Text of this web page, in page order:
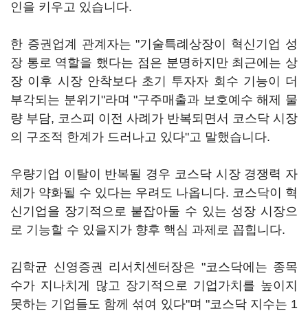
인을 키우고 있습니다.
한 증권업계 관계자는 "기술특례상장이 혁신기업 성
장 통로 역할을 했다는 점은 분명하지만 최근에는 상
장 이후 시장 안착보다 초기 투자자 회수 기능이 더
부각되는 분위기"라며 "구주매출과 보호예수 해제 물
량 부담, 코스피 이전 사례가 반복되면서 코스닥 시장
의 구조적 한계가 드러나고 있다"고 말했습니다.
우량기업 이탈이 반복될 경우 코스닥 시장 경쟁력 자
체가 약화될 수 있다는 우려도 나옵니다. 코스닥이 혁
신기업을 장기적으로 붙잡아둘 수 있는 성장 시장으
로 기능할 수 있을지가 향후 핵심 과제로 꼽힙니다.
김학균 신영증권 리서치센터장은 "코스닥에는 종목
수가 지나치게 많고 장기적으로 기업가치를 높이지
못하는 기업들도 함께 섞여 있다"며 "코스닥 지수는 1